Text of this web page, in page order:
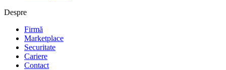
Despre
Firmă
Marketplace
Securitate
Cariere
Contact